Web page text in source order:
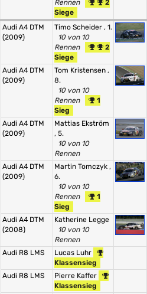
Rennen
2
Siege
Audi A4 DTM
(2009)
Timo Scheider , 1.
10 von 10
Rennen
2
Siege
Audi A4 DTM
(2009)
Tom Kristensen ,
8.
10 von 10
Rennen
1
Sieg
Audi A4 DTM
(2009)
Mattias Ekström
, 5.
10 von 10
Rennen
Audi A4 DTM
(2009)
Martin Tomczyk ,
6.
10 von 10
Rennen
1
Sieg
Audi A4 DTM
(2008)
Katherine Legge
10 von 10
Rennen
Audi R8 LMS
Lucas Luhr
Klassensieg
Audi R8 LMS
Pierre Kaffer
Klassensieg